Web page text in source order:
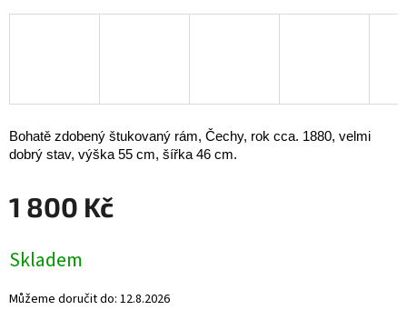
1 800 Kč
cena:
Skladem
Můžeme doručit do: 12.8.2026
Bohatě zdobený štukovaný rám, Čechy, rok cca. 1880, velmi
dobrý stav, výška 55 cm, šířka 46 cm.